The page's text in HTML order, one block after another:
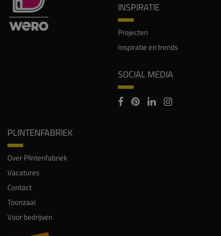
INSPIRATIE
Projecten
Inspiratie en trends
SOCIAL MEDIA
PLINTENFABRIEK
Over Plintenfabriek
Vacatures
Contact
Toonzaal
Voor bedrijven